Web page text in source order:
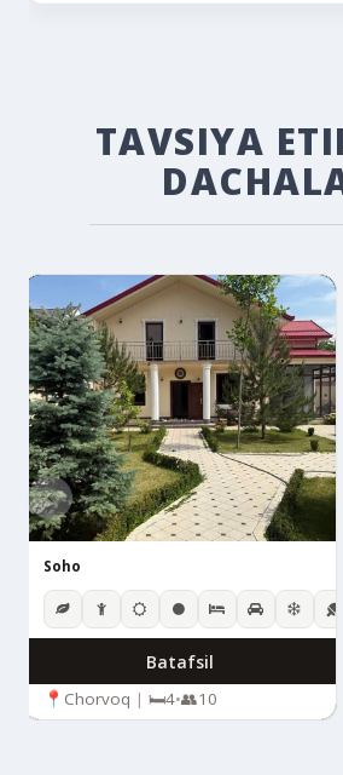
TAVSIYA
Soho
Batafsil
Chorvoq | 4• 10